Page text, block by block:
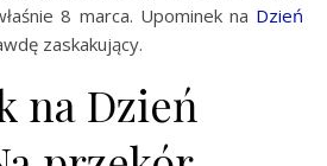
8 marca. Upominek na Dzień
zaskakujący.
na Dzień